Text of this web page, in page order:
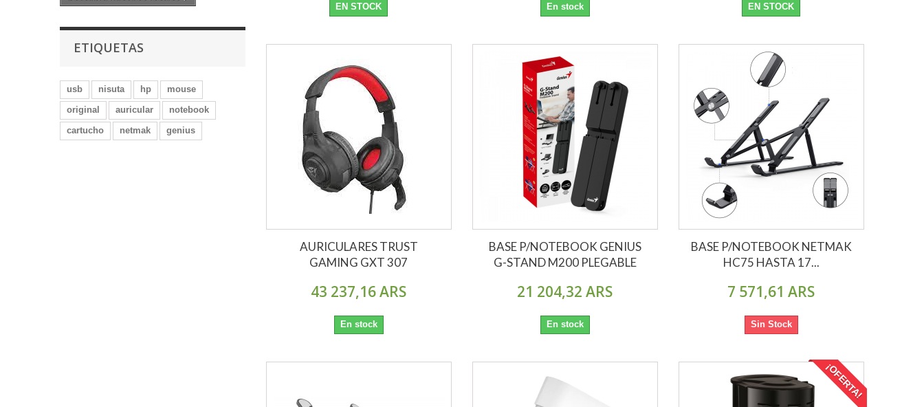
ETIQUETAS
usb nisuta hp
mouse
original
auricular
notebook
cartucho
netmak genius
EN STOCK En stock EN STOCK
AURICULARES TRUST
GAMING GXT 307
43 237,16 ARS
En stock
BASE P/NOTEBOOK GENIUS
G-STAND M200 PLEGABLE
21 204,32 ARS
En stock
BASE P/NOTEBOOK NETMAK
HC75 HASTA 17...
7 571,61 ARS
Sin Stock
¡OFERTA!